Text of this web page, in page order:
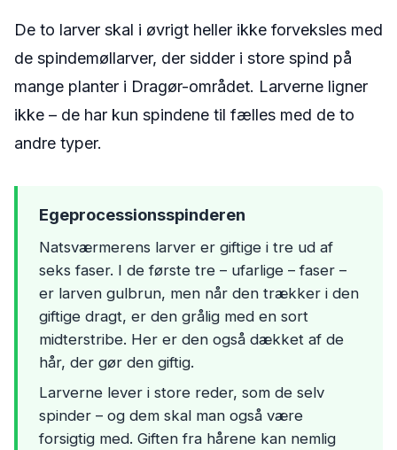
De to larver skal i øvrigt heller ikke forveksles med
de spindemøllarver, der sidder i store spind på
mange planter i Dragør-området. Larverne ligner
ikke – de har kun spindene til fælles med de to
andre typer.
Egeprocessionsspinderen
Natsværmerens larver er giftige i tre ud af
seks faser. I de første tre – ufarlige – faser –
er larven gulbrun, men når den trækker i den
giftige dragt, er den grålig med en sort
midterstribe. Her er den også dækket af de
hår, der gør den giftig.
Larverne lever i store reder, som de selv
spinder – og dem skal man også være
forsigtig med. Giften fra hårene kan nemlig